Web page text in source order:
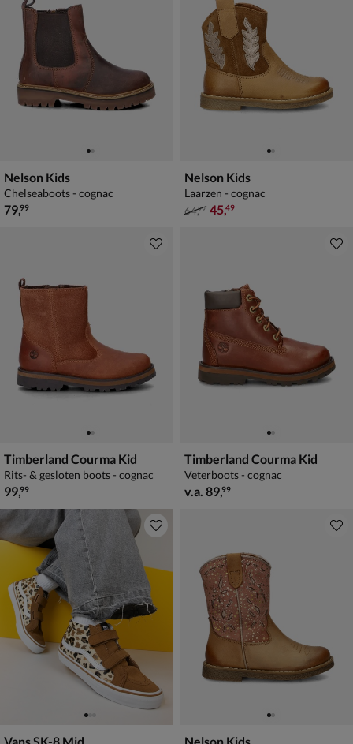
Nelson Kids
Chelseaboots - cognac
€ 79,99
79,99
Nelson Kids
Laarzen - cognac
van € 64,99 voor € 45,49
64,99 45,49
Timberland Courma Kid
Rits- & gesloten boots - cognac
€ 99,99
99,99
Timberland Courma Kid
Veterboots - cognac
vanaf € 89,99
v.a. 89,99